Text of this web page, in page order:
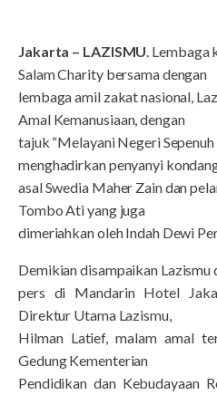
Jakarta – LAZISMU. Lembaga
Salam Charity bersama dengan
lembaga amil zakat nasional,
Amal Kemanusiaan, dengan
tajuk “Melayani Negeri
menghadirkan penyanyi
asal Swedia Maher Zain dan
Tombo Ati yang juga
dimeriahkan oleh Indah Dewi
Demikian disampaikan Lazismu
pers di Mandarin Hotel
Direktur Utama Lazismu,
Hilman Latief, malam amal
Gedung Kementerian
Pendidikan dan Kebudayaan